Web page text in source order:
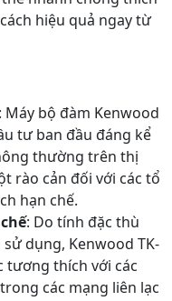
hiệu quả ngay từ
: Máy bộ đàm Kenwood
tư ban đầu đáng kể
thường trên thị
rào cản đối với các tổ
hạn chế.
: Do tính đặc thù
dụng, Kenwood TK-
tương thích với các
các mạng liên lạc